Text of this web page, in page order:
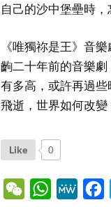
自己的沙中堡壘時，
《唯獨祢是王》音
齣二十年前的音樂
有多高，或許再過
飛逝，世界如何改變
Like 0
WeChatWhatsApp
MeWe